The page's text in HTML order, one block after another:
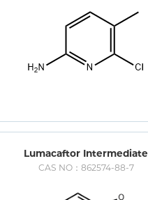
Lumacaftor Intermediate
CAS NO：862574-88-7